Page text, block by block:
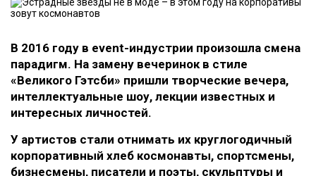
В 2016 году в event-индустрии произошла смена
парадигм. На замену вечеринок в стиле
«Великого Гэтсби» пришли творческие вечера,
интеллектуальные шоу, лекции известных и
интересных личностей.
У артистов стали отнимать их круглогодичный
корпоративный хлеб космонавты, спортсмены,
бизнесмены, писатели и поэты, скульптуры и